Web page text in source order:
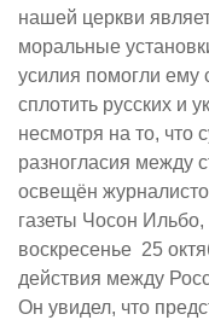
нашей церкви
моральные
усилия помогли
сплотить русских и
несмотря на то, что
разногласия между
освещён
газеты Чосон
воскресенье 25
действия между
Он увидел, что